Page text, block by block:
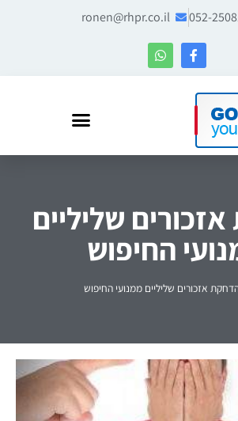
052-
ronen@rhpr.co.il
שליליים
החיפוש
אזכורים שליליים ממנועי החיפוש